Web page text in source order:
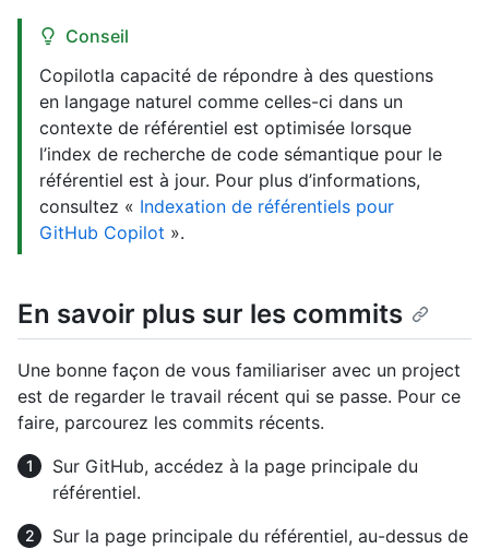
Conseil
Copilotla capacité de répondre à des questions
en langage naturel comme celles-ci dans un
contexte de référentiel est optimisée lorsque
l’index de recherche de code sémantique pour le
référentiel est à jour. Pour plus d’informations,
consultez « Indexation de référentiels pour
GitHub Copilot ».
En savoir plus sur les commits
Une bonne façon de vous familiariser avec un project
est de regarder le travail récent qui se passe. Pour ce
faire, parcourez les commits récents.
Sur GitHub, accédez à la page principale du
référentiel.
Sur la page principale du référentiel, au-dessus de